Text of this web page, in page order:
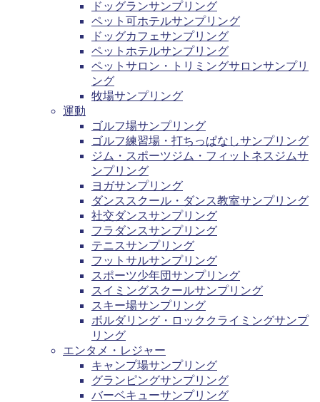
ドッグランサンプリング
ペット可ホテルサンプリング
ドッグカフェサンプリング
ペットホテルサンプリング
ペットサロン・トリミングサロンサンプリ
ング
牧場サンプリング
運動
ゴルフ場サンプリング
ゴルフ練習場・打ちっぱなしサンプリング
ジム・スポーツジム・フィットネスジムサ
ンプリング
ヨガサンプリング
ダンススクール・ダンス教室サンプリング
社交ダンスサンプリング
フラダンスサンプリング
テニスサンプリング
フットサルサンプリング
スポーツ少年団サンプリング
スイミングスクールサンプリング
スキー場サンプリング
ボルダリング・ロッククライミングサンプ
リング
エンタメ・レジャー
キャンプ場サンプリング
グランピングサンプリング
バーベキューサンプリング